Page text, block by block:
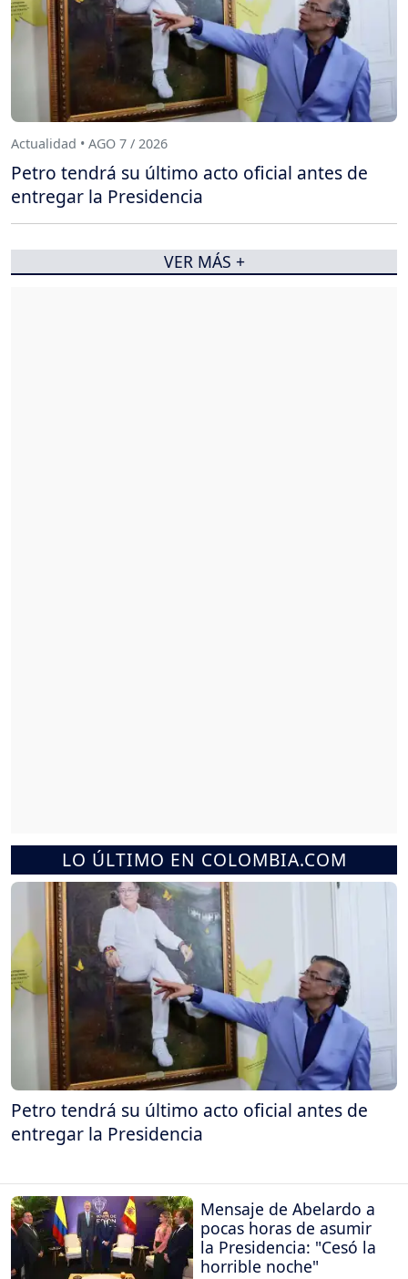
LO ÚLTIMO EN COLOMBIA.COM
Petro tendrá su último acto oficial antes de
entregar la Presidencia
Mensaje de Abelardo a
pocas horas de asumir
la Presidencia: "Cesó la
horrible noche"
Actualidad • AGO 7 / 2026
Petro tendrá su último acto oficial antes de
entregar la Presidencia
VER MÁS +